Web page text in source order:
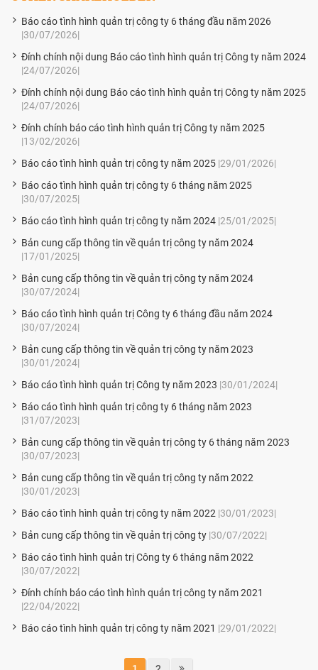
Báo cáo tình hình quản trị công ty 6 tháng đầu năm 2026
|30/07/2026|
Đính chính nội dung Báo cáo tình hình quản trị Công ty năm 2024
|24/07/2026|
Đính chính nội dung Báo cáo tình hình quản trị Công ty năm 2025
|24/07/2026|
Đính chính báo cáo tình hình quản trị Công ty năm 2025
|13/02/2026|
Báo cáo tình hình quản trị công ty năm 2025 |29/01/2026|
Báo cáo tình hình quản trị công ty 6 tháng năm 2025
|30/07/2025|
Báo cáo tình hình quản trị công ty năm 2024 |25/01/2025|
Bản cung cấp thông tin về quản trị công ty năm 2024
|17/01/2025|
Bản cung cấp thông tin về quản trị công ty năm 2024
|30/07/2024|
Báo cáo tình hình quản trị Công ty 6 tháng đầu năm 2024
|30/07/2024|
Bản cung cấp thông tin về quản trị công ty năm 2023
|30/01/2024|
Báo cáo tình hình quản trị Công ty năm 2023 |30/01/2024|
Báo cáo tình hình quản trị công ty 6 tháng năm 2023
|31/07/2023|
Bản cung cấp thông tin về quản trị công ty 6 tháng năm 2023
|30/07/2023|
Bản cung cấp thông tin về quản trị công ty năm 2022
|30/01/2023|
Báo cáo tình hình quản trị công ty năm 2022 |30/01/2023|
Bản cung cấp thông tin về quản trị công ty |30/07/2022|
Báo cáo tình hình quản trị Công ty 6 tháng năm 2022
|30/07/2022|
Đính chính báo cáo tình hình quản trị công ty năm 2021
|22/04/2022|
Báo cáo tình hình quản trị công ty năm 2021 |29/01/2022|